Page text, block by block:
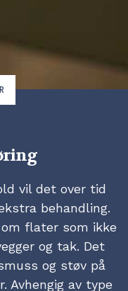
vil det over tid
behandling.
flater som ikke
og tak. Det
og støv på
Avhengig av type